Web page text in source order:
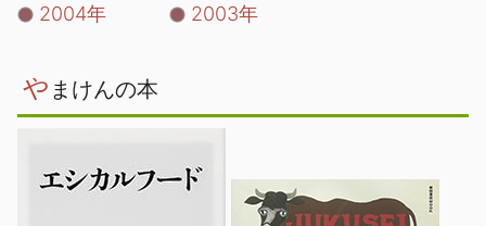
2004年
2003年
や まけんの本